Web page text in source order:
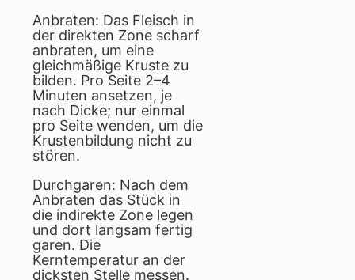
Anbraten: Das Fleisch in
der direkten Zone scharf
anbraten, um eine
gleichmäßige Kruste zu
bilden. Pro Seite 2–4
Minuten ansetzen, je
nach Dicke; nur einmal
pro Seite wenden, um die
Krustenbildung nicht zu
stören.
Durchgaren: Nach dem
Anbraten das Stück in
die indirekte Zone legen
und dort langsam fertig
garen. Die
Kerntemperatur an der
dicksten Stelle messen.